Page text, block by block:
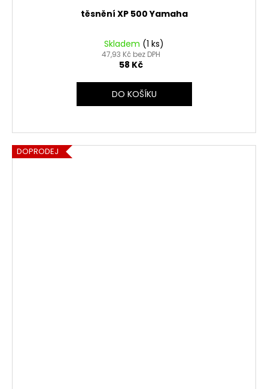
těsnění XP 500 Yamaha
Skladem (1 ks)
47,93 Kč bez DPH
58 Kč
DO KOŠÍKU
DOPRODEJ